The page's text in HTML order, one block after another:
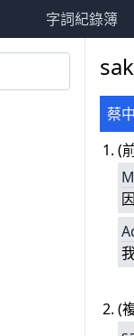
字詞紀錄簿
蔡
(
(